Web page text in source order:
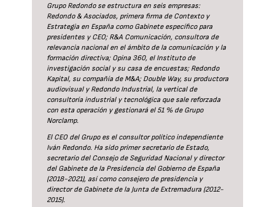
Grupo Redondo se estructura en seis empresas:
Redondo & Asociados, primera firma de Contexto y
Estrategia en España como Gabinete específico para
presidentes y CEO; R&A Comunicación, consultora de
relevancia nacional en el ámbito de la comunicación y la
formación directiva; Opina 360, el Instituto de
investigación social y su casa de encuestas; Redondo
Kapital, su compañía de M&A; Double Way, su productora
audiovisual y Redondo Industrial, la vertical de
consultoría industrial y tecnológica que sale reforzada
con esta operación y gestionará el 51 % de Grupo
Norclamp.
El CEO del Grupo es el consultor político independiente
Iván Redondo. Ha sido primer secretario de Estado,
secretario del Consejo de Seguridad Nacional y director
del Gabinete de la Presidencia del Gobierno de España
(2018-2021), así como consejero de presidencia y
director de Gabinete de la Junta de Extremadura (2012-
2015).